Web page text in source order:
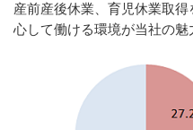
産前産後休業、育児休業取
心して働ける環境が当社の魅